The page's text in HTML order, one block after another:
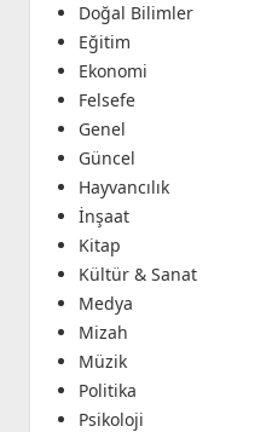
Doğal Bilimler
Eğitim
Ekonomi
Felsefe
Genel
Güncel
Hayvancılık
İnşaat
Kitap
Kültür & Sanat
Medya
Mizah
Müzik
Politika
Psikoloji